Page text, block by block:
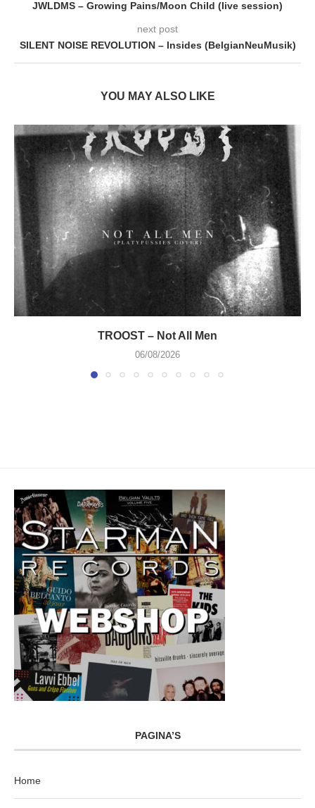
JWLDMS – Growing Pains/Moon Child (live session)
next post
SILENT NOISE REVOLUTION – Insides (BelgianNeuMusik)
YOU MAY ALSO LIKE
TROOST – Not All Men
06/08/2026
PAGINA’S
Home